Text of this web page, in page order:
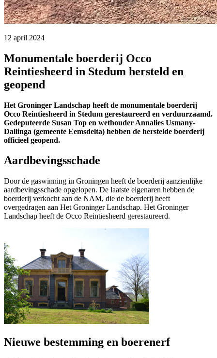
12 april 2024
Monumentale boerderij Occo
Reintiesheerd in Stedum hersteld en
geopend
Het Groninger Landschap heeft de monumentale boerderij
Occo Reintiesheerd in Stedum gerestaureerd en verduurzaamd.
Gedeputeerde Susan Top en wethouder Annalies Usmany-
Dallinga (gemeente Eemsdelta) hebben de herstelde boerderij
officieel geopend.
Aardbevingsschade
Door de gaswinning in Groningen heeft de boerderij aanzienlijke
aardbevingsschade opgelopen. De laatste eigenaren hebben de
boerderij verkocht aan de NAM, die de boerderij heeft
overgedragen aan Het Groninger Landschap. Het Groninger
Landschap heeft de Occo Reintiesheerd gerestaureerd.
Nieuwe bestemming en boerenerf